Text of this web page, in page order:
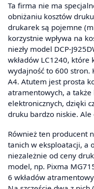
Ta firma nie ma
obniżaniu kosztów
drukarek są pojemne
korzystnie wpływa na
niezły model DCP-
wkładów LC1240, które
wydajność to 600 stron.
A4. Atutem jest prosta
atramentowych, a także
elektronicznych, dzięki
druku bardzo niskie. Ale
Również ten producent
tanich w eksploatacji, a
niezależnie od ceny
model, np. Pixma
6 wkładów